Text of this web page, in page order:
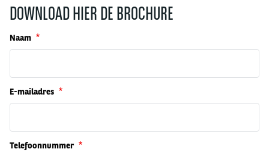
DOWNLOAD HIER DE BROCHURE
Naam
E-mailadres
Telefoonnummer